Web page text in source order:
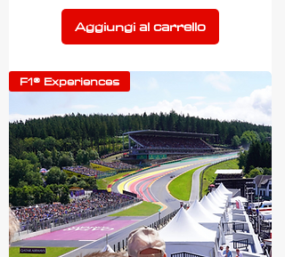
Aggiungi al carrello
F1® Experiences